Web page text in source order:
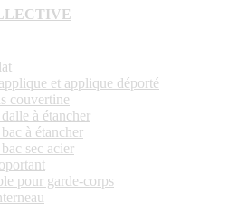
et applique déporté
couvertine
à étancher
à étancher
sec acier
pour garde-corps